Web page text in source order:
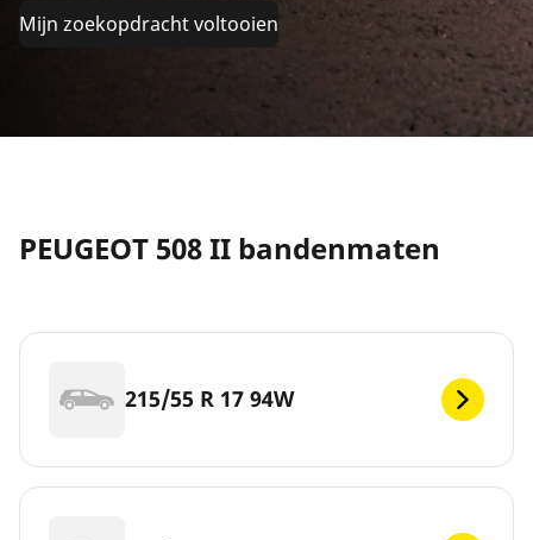
Mijn zoekopdracht voltooien
PEUGEOT 508 II bandenmaten
215/55 R 17 94W